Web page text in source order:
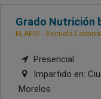
Grado Nutrición
ELAESI - Escuela
Presencial
Impartido en:
Morelos